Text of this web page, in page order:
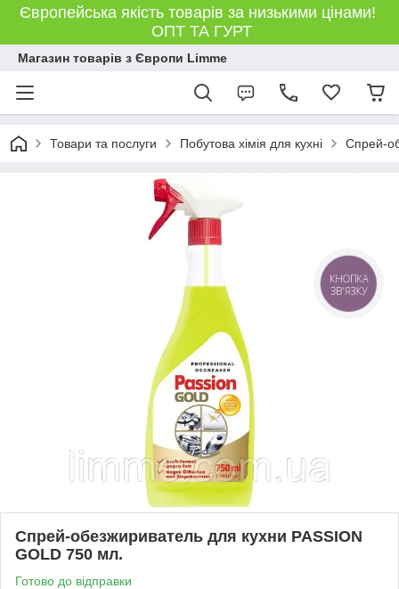
Європейська якість товарів за низькими цінами!
ОПТ ТА ГУРТ
Магазин товарів з Європи Limme
Товари та послуги Побутова хімія для кухні Спрей-
Спрей-обезжириватель для кухни PASSION
GOLD 750 мл.
Готово до відправки
КНОПКА
ЗВ'ЯЗКУ